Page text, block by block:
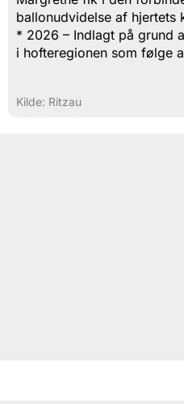
ballonudvidelse af hjertets
* 2026 – Indlagt på grund
i hofteregionen som følge
Kilde: Ritzau